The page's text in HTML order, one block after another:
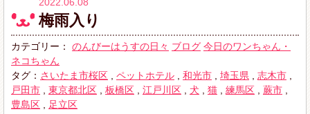
梅雨入り
カテゴリー： のんびーはうすの日々 ブログ 今日のワンちゃん・
ネコちゃん
タグ： さいたま市桜区 ペットホテル 和光市 埼玉県 志木市
戸田市
東京都北区 板橋区 江戸川区 犬 猫 練馬区 蕨市
豊島区
足立区